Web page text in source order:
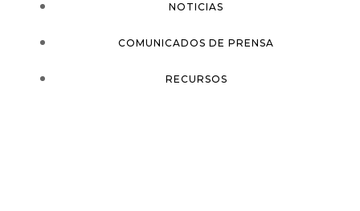
NOTICIAS
COMUNICADOS DE PRENSA
RECURSOS